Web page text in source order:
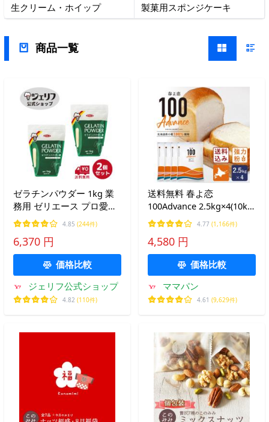
生クリーム・ホイップ
製菓用スポンジケーキ
商品一覧
ゼラチンパウダー 1kg 業
務用 ゼリエース プロ愛用
ロングセラー 冷菓 おやつ
料理 送料無料 〔ゼラチン
パウダー緑 1kg×2袋セッ
ト〕
4.85 (244件)
6,370 円
価格比較
ジェリフ公式ショップ
4.82 (110件)
送料無料 春よ恋
100Advance 2.5kg×4(10kg)
まとめ買い 強力粉 北海道
産パン用小麦粉 春よ恋
100% 国産小麦粉【沖縄は
別途追加送料必要】
4.77 (1,166件)
4,580 円
価格比較
ママパン
4.61 (9,629件)